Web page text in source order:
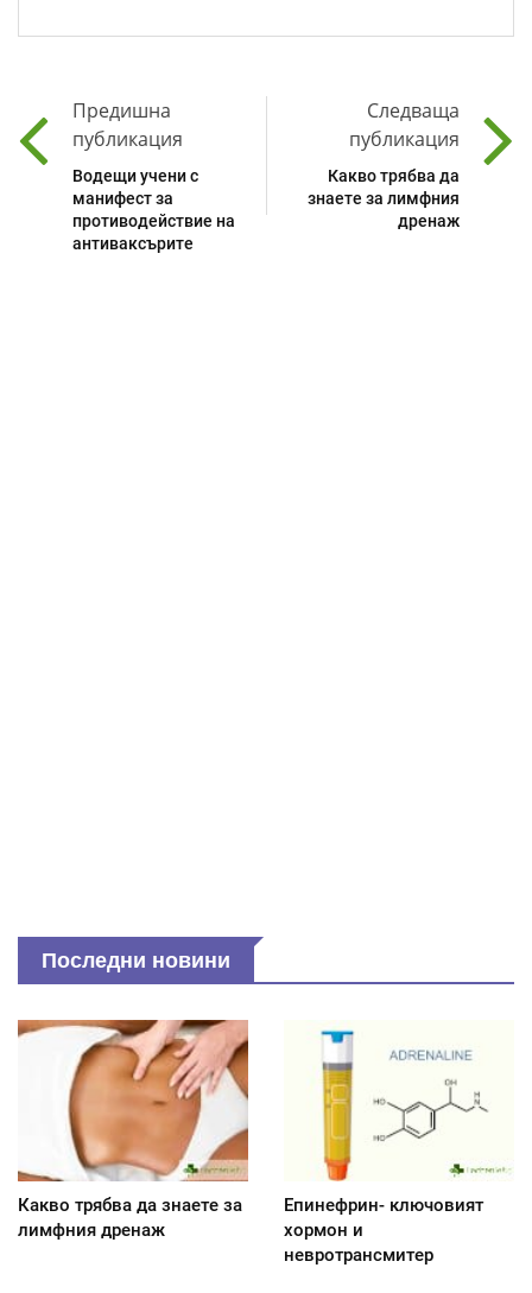
Предишна
публикация
Водещи учени с
манифест за
противодействие на
антиваксърите
Следваща
публикация
Какво трябва да
знаете за лимфния
дренаж
Последни новини
Какво трябва да знаете за
лимфния дренаж
Епинефрин- ключовият
хормон и
невротрансмитер